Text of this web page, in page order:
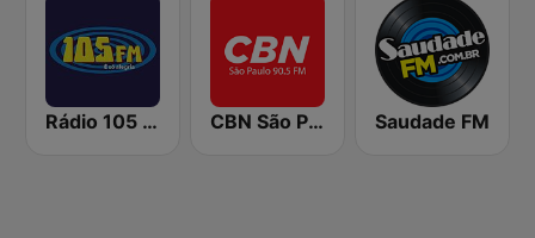
Rádio 105 FM CBN São Paulo Saudade FM